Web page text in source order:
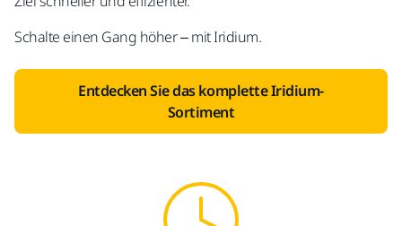
Schalte einen Gang höher – mit Iridium.
Entdecken Sie das komplette Iridium-
Sortiment